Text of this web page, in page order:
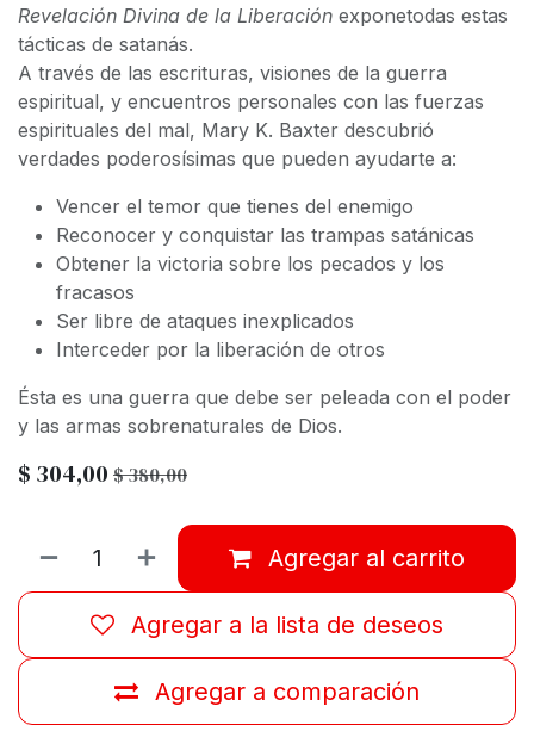
Revelación Divina de la Liberación exponetodas estas
tácticas de satanás.
A través de las escrituras, visiones de la guerra
espiritual, y encuentros personales con las fuerzas
espirituales del mal, Mary K. Baxter descubrió
verdades poderosísimas que pueden ayudarte a:
Vencer el temor que tienes del enemigo
Reconocer y conquistar las trampas satánicas
Obtener la victoria sobre los pecados y los
fracasos
Ser libre de ataques inexplicados
Interceder por la liberación de otros
Ésta es una guerra que debe ser peleada con el poder
y las armas sobrenaturales de Dios.
$ 304,00 $380,00
Agregar al carrito
Agregar a comparación
Agregar a la lista de deseos